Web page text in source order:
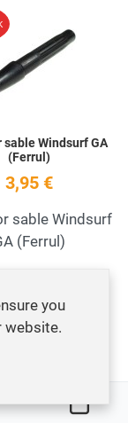
Wishlist
sable Windsurf GA
(Ferrul)
3,95 €
sable Windsurf
(Ferrul)
you
website.